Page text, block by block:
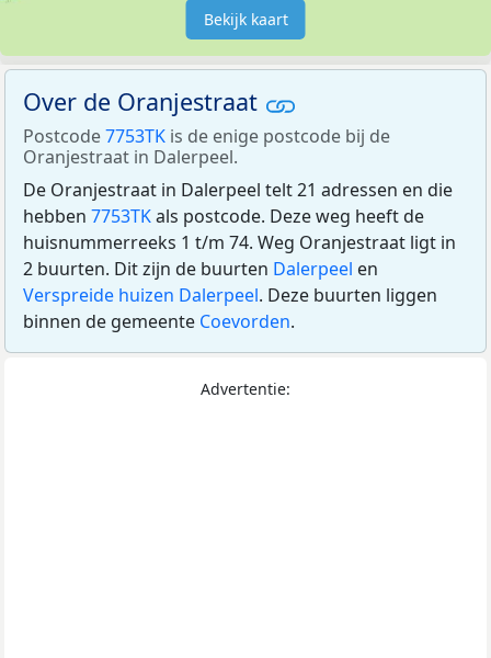
Bekijk kaart
Over de Oranjestraat
Postcode7753TK is de enige postcode bij de
Oranjestraat in Dalerpeel.
De Oranjestraat in Dalerpeel telt 21 adressen en die
hebben 7753TKals postcode. Deze weg heeft de
huisnummerreeks 1 t/m 74. Weg Oranjestraat ligt in
2 buurten. Dit zijn de buurten Dalerpeel en
Verspreide huizen Dalerpeel. Deze buurten liggen
binnen de gemeente Coevorden.
Advertentie: